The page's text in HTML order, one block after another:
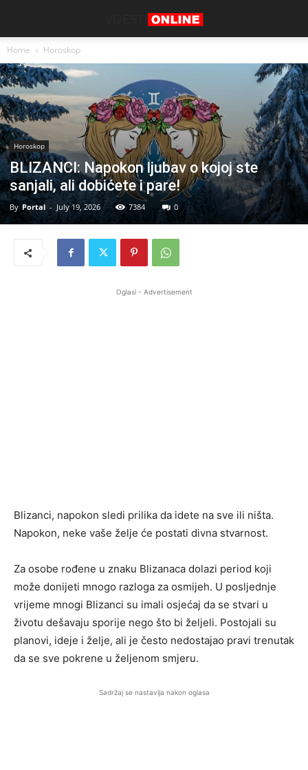
Home Horoskop
Horoskop
BLIZANCI: Napokon ljubav o kojoj ste
sanjali, ali dobićete i pare!
By Portal - July 19, 2026 7384 0
Oglasi - Advertisement
Blizanci, napokon sledi prilika da idete na sve ili ništa.
Napokon, neke vaše želje će postati divna stvarnost.
Za osobe rođene u znaku Blizanaca dolazi period koji
može donijeti mnogo razloga za osmijeh. U posljednje
vrijeme mnogi Blizanci su imali osjećaj da se stvari u
životu dešavaju sporije nego što bi željeli. Postojali su
planovi, ideje i želje, ali je često nedostajao pravi trenutak
da se sve pokrene u željenom smjeru.
Sadržaj se nastavlja nakon oglasa